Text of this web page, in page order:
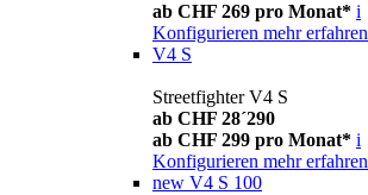
ab CHF 269 pro Monat* i
Konfigurieren mehr erfahren
V4 S
Streetfighter V4 S
ab CHF 28´290
ab CHF 299 pro Monat* i
Konfigurieren mehr erfahren
new V4 S 100